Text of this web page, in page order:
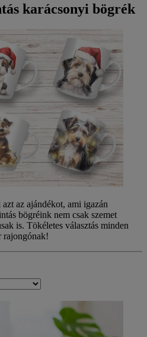
karácsonyi bögrék
az ajándékot, ami igazán
bögréink nem csak szemet
is. Tökéletes választás minden
rajongónak!